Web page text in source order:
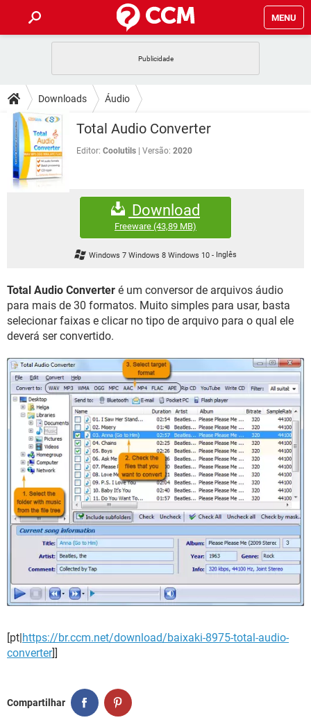
MENU
CELULAR
OUTLOOK EXCEL
INSTAGRAM GMAIL
GUIA DE COMPRAS
DICAS
JOGOS
CELULAR
OUTLOOK
INSTAGRAM
DOWNLOADS
JOGOS WHATSAPP
CELULAR
EXCEL
GMAIL
FÓRUM
JOGOS
FACEBOOK
EXCEL
GMAIL
WHATSAPP
INSTAGRAM GMAIL
GUIA DE COMPRAS
Downloads Áudio
Total Audio Converter
Editor: Coolutils Versão: 2020
Download
Freeware (43,89 MB)
Windows 7 Windows 8 Windows 10 - Inglês
Total Audio Converter é um conversor de arquivos áudio
para mais de 30 formatos. Muito simples para usar, basta
selecionar faixas e clicar no tipo de arquivo para o qual ele
deverá ser convertido.
[pt| https://br.ccm.net/download/baixaki-8975-total-audio-
converter]]
Compartilhar